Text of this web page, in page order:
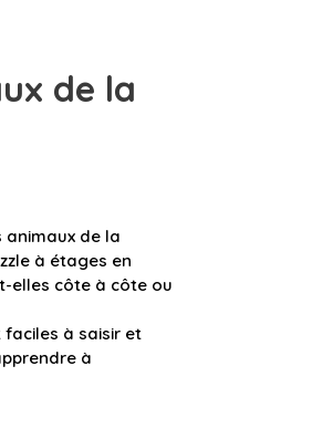
de la
animaux de la
à étages en
elles côte à côte ou
faciles à saisir et
à